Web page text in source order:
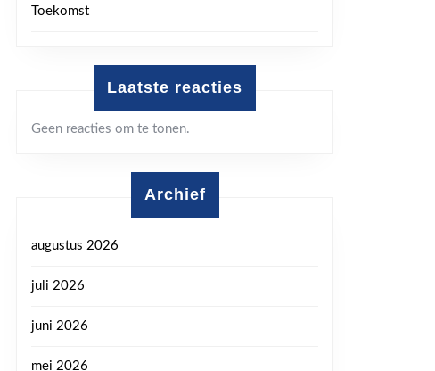
Toekomst
Laatste reacties
Geen reacties om te tonen.
Archief
augustus 2026
juli 2026
juni 2026
mei 2026